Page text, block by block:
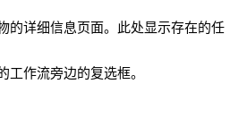
的详细信息页面。此处显示存在的任
工作流旁边的复选框。